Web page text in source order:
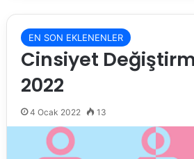
EN SON EKLENENLER
Cinsiyet
2022
4 Ocak 2022 13